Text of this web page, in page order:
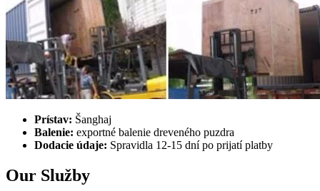
Prístav: Šanghaj
Balenie: exportné balenie dreveného puzdra
Dodacie údaje: Spravidla 12-15 dní po prijatí platby
Our Služby